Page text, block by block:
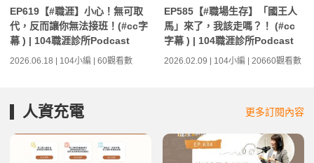
EP619【#職涯】小心！無可取
代，反而讓你無法接班！(#cc字
幕 ) | 104職涯診所Podcast
2026.06.18 | 104小編 | 60觀看數
EP585【#職場生存】「國王人
馬」來了，我該走嗎？！ (#cc
字幕 ) | 104職涯診所Podcast
2026.02.09 | 104小編 | 20660觀看數
人資充電 更多訂閱內容